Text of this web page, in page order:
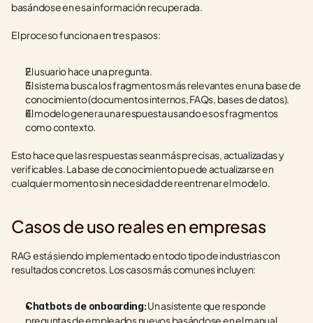
basándose en esa información recuperada.
El proceso funciona en tres pasos:
El usuario hace una pregunta.
El sistema busca los fragmentos más relevantes en una base de
conocimiento (documentos internos, FAQs, bases de datos).
El modelo genera una respuesta usando esos fragmentos
como contexto.
Esto hace que las respuestas sean más precisas, actualizadas y
verificables. La base de conocimiento puede actualizarse en
cualquier momento sin necesidad de reentrenar el modelo.
Casos de uso reales en empresas
RAG está siendo implementado en todo tipo de industrias con
resultados concretos. Los casos más comunes incluyen:
Chatbots de onboarding: Un asistente que responde
preguntas de empleados nuevos basándose en el manual